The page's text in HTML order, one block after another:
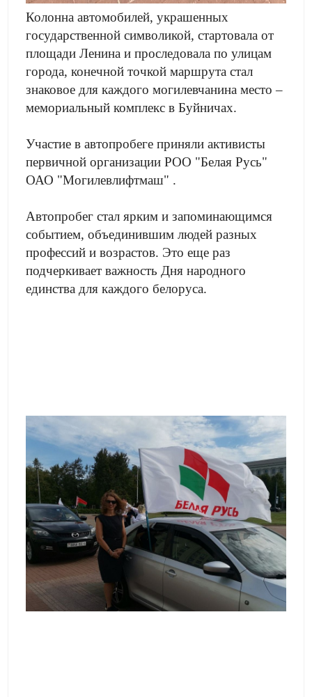
Колонна автомобилей, украшенных
государственной символикой, стартовала от
площади Ленина и проследовала по улицам
города, конечной точкой маршрута стал
знаковое для каждого могилевчанина место –
мемориальный комплекс в Буйничах.
Участие в автопробеге приняли активисты
первичной организации РОО "Белая Русь"
ОАО "Могилевлифтмаш" .
Автопробег стал ярким и запоминающимся
событием, объединившим людей разных
профессий и возрастов. Это еще раз
подчеркивает важность Дня народного
единства для каждого белоруса.